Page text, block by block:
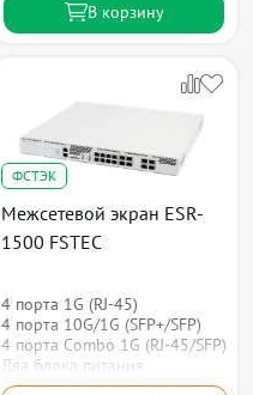
В корзину
ФСТЭК
Межсетевой экран ESR-
1500 FSTEC
4 порта 1G (RJ-45)
4 порта 10G/1G (SFP+/SFP)
4 порта Combo 1G (RJ-45/SFP)
Два блока питания